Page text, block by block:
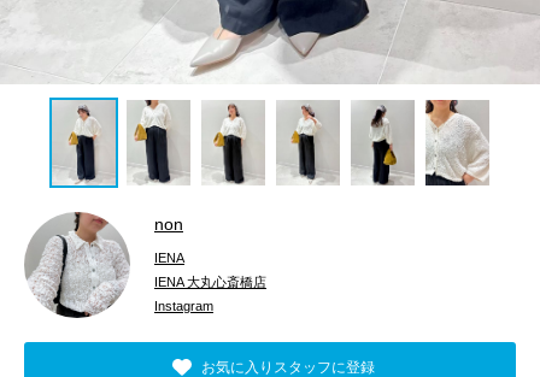
non
IENA
IENA 大丸心斎橋店
Instagram
お気に入りスタッフに登録